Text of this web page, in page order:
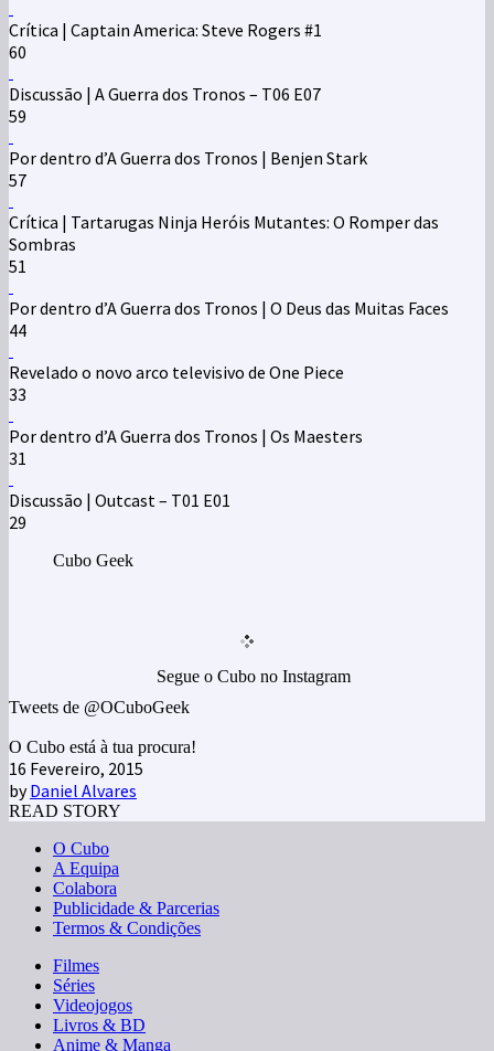
Crítica | Captain America: Steve Rogers #1
60
Discussão | A Guerra dos Tronos – T06 E07
59
Por dentro d’A Guerra dos Tronos | Benjen Stark
57
Crítica | Tartarugas Ninja Heróis Mutantes: O Romper das
Sombras
51
Por dentro d’A Guerra dos Tronos | O Deus das Muitas Faces
44
Revelado o novo arco televisivo de One Piece
33
Por dentro d’A Guerra dos Tronos | Os Maesters
31
Discussão | Outcast – T01 E01
29
Cubo Geek
Segue o Cubo no Instagram
Tweets de @OCuboGeek
O Cubo está à tua procura!
16 Fevereiro, 2015
byDaniel Alvares
READ STORY
O Cubo
A Equipa
Colabora
Publicidade & Parcerias
Termos & Condições
Filmes
Séries
Videojogos
Livros & BD
Anime & Manga